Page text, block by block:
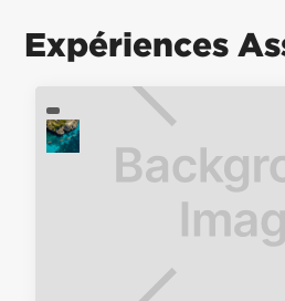
Expériences